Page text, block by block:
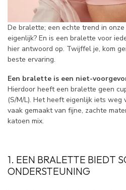
De bralette; een echte trend in
eigenlijk? En is een bralette voor
hier antwoord op. Twijffel je, kom
beste ervaring.
Een bralette is een niet-
Hierdoor heeft een bralette geen
(S/M/L). Het heeft eigenlijk iets weg
vaak gemaakt van fijne, zachte
katoen mix.
1. EEN BRALETTE BIEDT
ONDERSTEUNING